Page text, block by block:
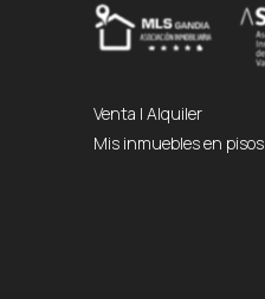
Venta | Alquiler
Mis inmuebles en pisos